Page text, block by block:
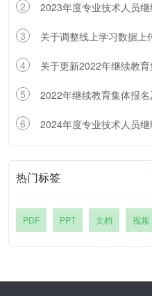
2 2023年度专业技术人员
3 关于调整线上学习数据上
4 关于更新2022年继续教
5 2022年继续教育集体报
6 2024年度专业技术人员
热门标签
PDF PPT 文档 视频